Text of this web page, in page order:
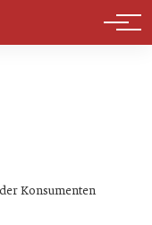
Konsumenten